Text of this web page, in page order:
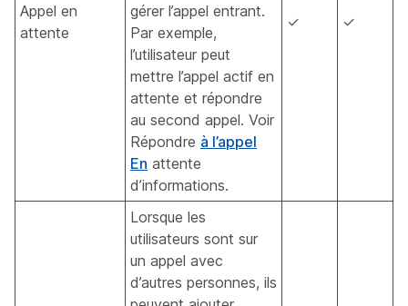
Appel en
attente
gérer l’appel entrant.
Par exemple,
l’utilisateur peut
mettre l’appel actif en
attente et répondre
au second appel. Voir
Répondre à l’appel
En attente
d’informations.
✓ ✓
Lorsque les
utilisateurs sont sur
un appel avec
d’autres personnes, ils